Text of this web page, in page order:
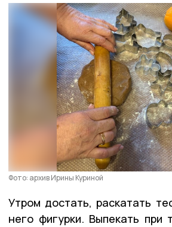
Фото: архив Ирины Куриной
Утром достать, раскатать
него фигурки. Выпекать при